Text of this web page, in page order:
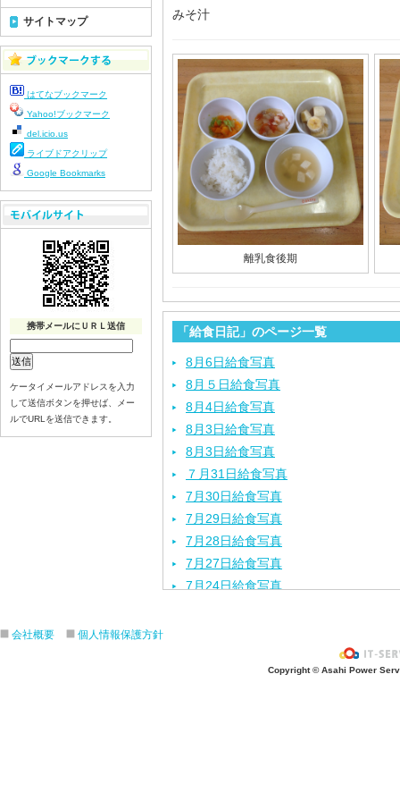
みそ汁
離乳食後期
「給食日記」のページ一覧
8月6日給食写真
8月５日給食写真
8月4日給食写真
8月3日給食写真
8月3日給食写真
７月31日給食写真
7月30日給食写真
7月29日給食写真
7月28日給食写真
7月27日給食写真
7月24日給食写真
7月17日給食写真
サイトマップ
はてなブックマーク
Yahoo!ブックマーク
del.icio.us
ライブドアクリップ
Google Bookmarks
携帯メールにＵＲＬ送信
ケータイメールアドレスを入力
して送信ボタンを押せば、メー
ルでURLを送信できます。
会社概要 個人情報保護方針
Copyright © Asahi Power